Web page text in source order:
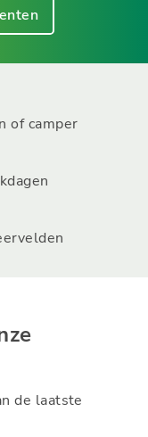
of camper
de laatste